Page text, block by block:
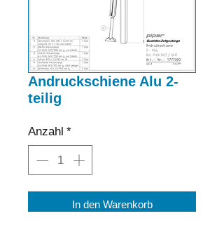
Andruckschiene Alu 2-
teilig
Anzahl *
In den Warenkorb